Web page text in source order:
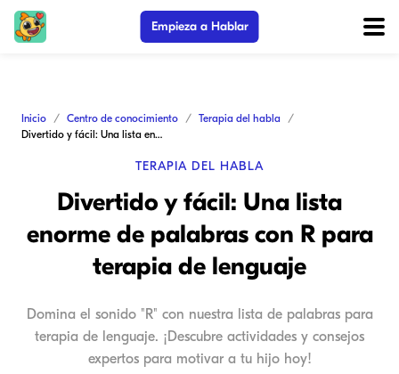
Empieza a Hablar
Inicio Centro de conocimiento
Terapia del habla
Divertido y fácil: Una lista enorme de palabras con R para terapia de lenguaje
TERAPIA DEL HABLA
Divertido y fácil: Una lista
enorme de palabras con R para
terapia de lenguaje
Domina el sonido "R" con nuestra lista de palabras para
terapia de lenguaje. ¡Descubre actividades y consejos
expertos para motivar a tu hijo hoy!